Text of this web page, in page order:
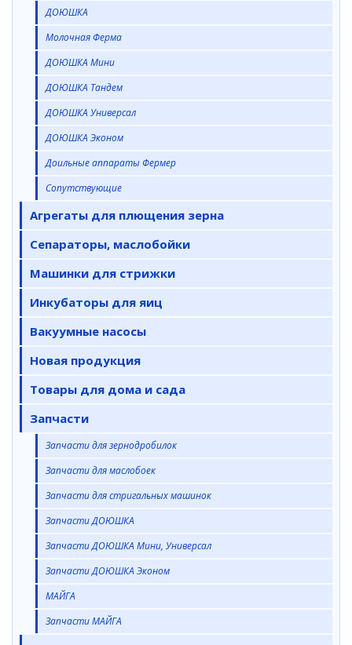
ДОЮШКА
Молочная Ферма
ДОЮШКА Мини
ДОЮШКА Тандем
ДОЮШКА Универсал
ДОЮШКА Эконом
Доильные аппараты Фермер
Сопутствующие
Агрегаты для плющения зерна
Сепараторы, маслобойки
Машинки для стрижки
Инкубаторы для яиц
Вакуумные насосы
Новая продукция
Товары для дома и сада
Запчасти
Запчасти для зернодробилок
Запчасти для маслобоек
Запчасти для стригальных машинок
Запчасти ДОЮШКА
Запчасти ДОЮШКА Мини, Универсал
Запчасти ДОЮШКА Эконом
МАЙГА
Запчасти МАЙГА